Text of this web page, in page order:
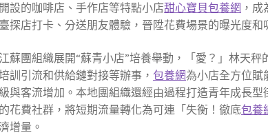
設的咖啡店、手作店等特點小店甜心寶貝包養網 ，
探店打卡、分送朋友體驗，晉陞花費場景的曝光度和
江蘇團組織展開“蘇青小店”培養舉動，「愛？」林天
訓引流和供給鏈對接等辦事，包養網為小店全方位賦
與客流增加。本地團組織還經由過程打造青年成長
花費社群，將短期流量轉化為可連「失衡！徹底包養
增量。